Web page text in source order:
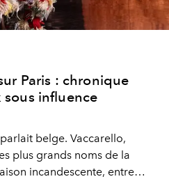
Paris : chronique
sous influence
belge. Vaccarello,
plus grands noms de la
incandescente, entre